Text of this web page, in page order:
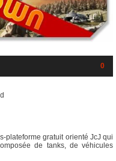
0
plateforme gratuit orienté JcJ qui
de tanks, de véhicules